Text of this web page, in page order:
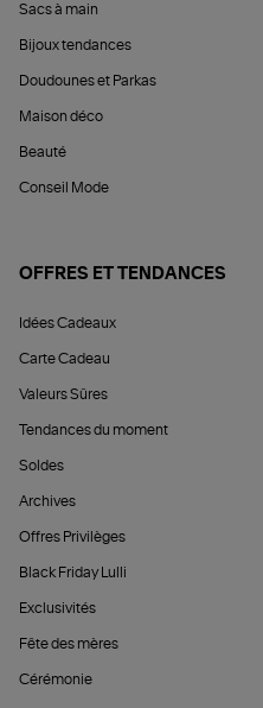
Sacs à main
Bijoux tendances
Doudounes et Parkas
Maison déco
Beauté
Conseil Mode
OFFRES ET TENDANCES
Idées Cadeaux
Carte Cadeau
Valeurs Sûres
Tendances du moment
Soldes
Archives
Offres Privilèges
Black Friday Lulli
Exclusivités
Fête des mères
Cérémonie